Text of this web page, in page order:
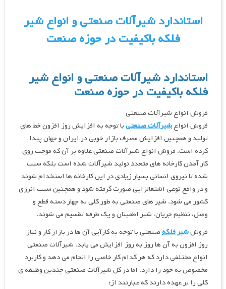
استاندارد شیرآلات صنعتی و انواع شیر
فلکه باکیفیت در حوزه صنعت
استاندارد شیرآلات صنعتی و انواع شیر
فلکه باکیفیت در حوزه صنعت
فروش انواع شیرآلات صنعتی
فروش انواعشیرآلات صنعتیبا توجه به افزایش روز افزون خط های
تولید و همچنین افزایش مصرف بازار خوبی در ایران و جهان پیدا
کرده است. فروش انواع شیرآلات صنعتی علاوه بر آن که موجب روی
کار آمدن کارخانه های متعدد تولید شیرآلات شده است بلکه سبب
شده تا نیروی انسانی بسیار زیادی در این کارخانه ها استخدام شوند
و در واقع نوعی اشتغالزایی صورت گرفته شود و همچنین سبب انرژی
کشور می شود. شیر های صنعتی به طور کلی به چهار دسته قطع و
وصل، تنظیم جریان، شیر اطمینان و یک طرفه تقسیم می شوند.
فروششیر فلکهصنعتی با توجه به کارآیی آن ها در بازار کار و نیاز
روز افزون به آن ها روز به روز افزایش می یابد. شیرآلات صنعتی
انواع مختلفی دارد که هر کدام کار خاصی را انجام می دهد و کاربرد
مخصوص به خود را دارد. اما در کل شیرآلات صنعتی چندین وظیفه ی
کلی را بر عهده دارند که عبارتند از: